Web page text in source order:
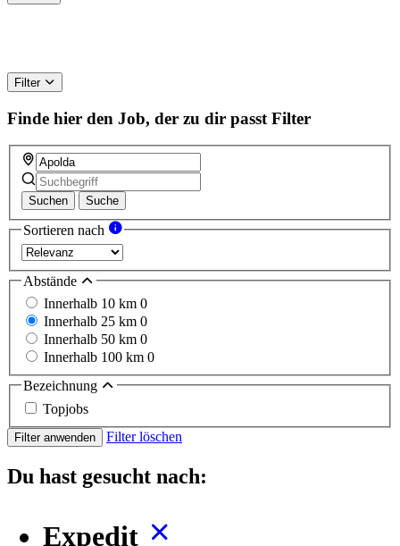
Filter
Finde hier den Job, der zu dir passt Filter
Suchen Suche
Sortieren nach
Abstände
Innerhalb 10 km 0
Innerhalb 25 km 0
Innerhalb 50 km 0
Innerhalb 100 km 0
Bezeichnung
Topjobs
Filter anwenden Filter löschen
Du hast gesucht nach:
Expedit